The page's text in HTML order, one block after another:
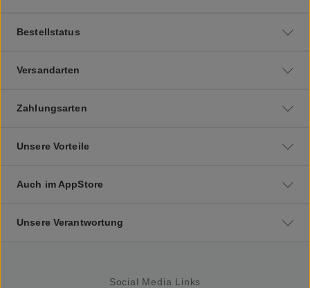
Bestellstatus
Versandarten
Zahlungsarten
Unsere Vorteile
Auch im AppStore
Unsere Verantwortung
Social Media Links